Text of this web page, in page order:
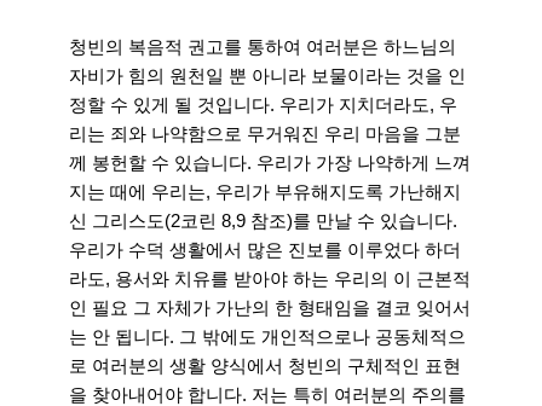
청빈의 복음적 권고를 통하여 여러분은 하느님의
자비가 힘의 원천일 뿐 아니라 보물이라는 것을 인
정할 수 있게 될 것입니다. 우리가 지치더라도, 우
리는 죄와 나약함으로 무거워진 우리 마음을 그분
께 봉헌할 수 있습니다. 우리가 가장 나약하게 느껴
지는 때에 우리는, 우리가 부유해지도록 가난해지
신 그리스도(2코린 8,9 참조)를 만날 수 있습니다.
우리가 수덕 생활에서 많은 진보를 이루었다 하더
라도, 용서와 치유를 받아야 하는 우리의 이 근본적
인 필요 그 자체가 가난의 한 형태임을 결코 잊어서
는 안 됩니다. 그 밖에도 개인적으로나 공동체적으
로 여러분의 생활 양식에서 청빈의 구체적인 표현
을 찾아내어야 합니다. 저는 특히 여러분의 주의를